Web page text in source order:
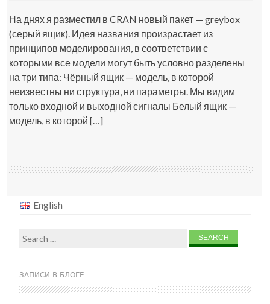
На днях я разместил в CRAN новый пакет — greybox
(серый ящик). Идея названия произрастает из
принципов моделирования, в соответствии с
которыми все модели могут быть условно разделены
на три типа: Чёрный ящик — модель, в которой
неизвестны ни структура, ни параметры. Мы видим
только входной и выходной сигналы Белый ящик —
модель, в которой […]
English
Search
ЗАПИСИ В БЛОГЕ